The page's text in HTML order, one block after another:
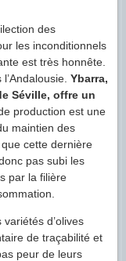
des
les inconditionnels
est très honnête.
Ybarra,
Séville, offre un
production est une
maintien des
cette dernière
pas subi les
par la filière
d’olives
de traçabilité et
peur de leurs